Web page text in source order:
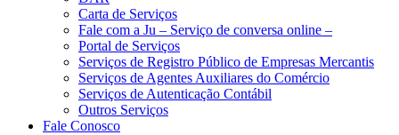
Carta de Serviços
Fale com a Ju – Serviço de conversa online –
Portal de Serviços
Serviços de Registro Público de Empresas Mercantis
Serviços de Agentes Auxiliares do Comércio
Serviços de Autenticação Contábil
Outros Serviços
Fale Conosco